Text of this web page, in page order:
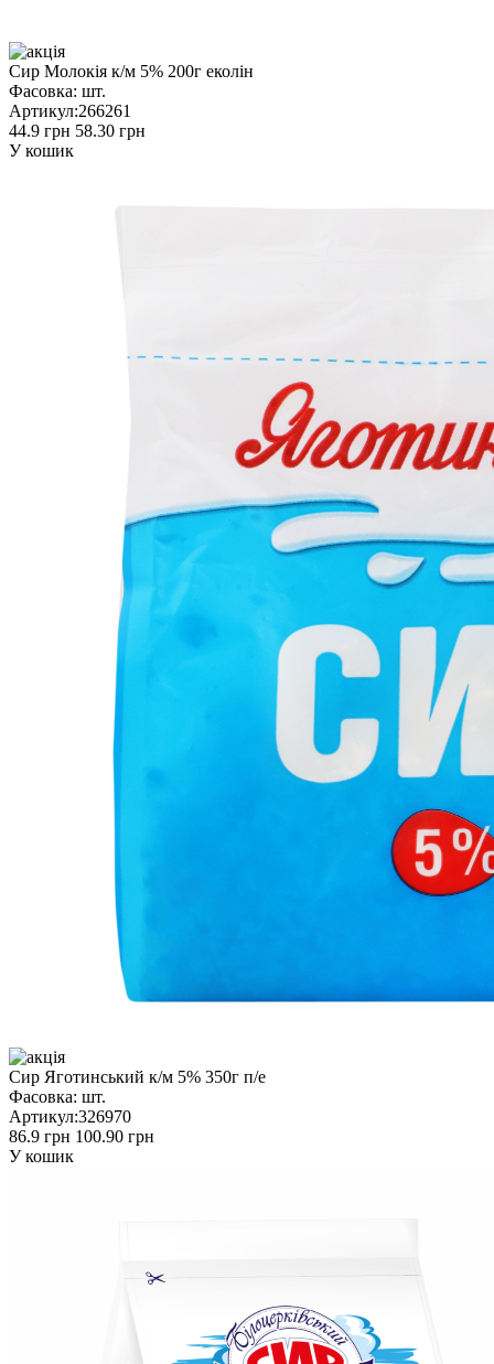
Сир Молокія к/м 5% 200г еколін
Фасовка: шт.
Артикул:266261
44.9 грн 58.30 грн
У кошик
Сир Яготинський к/м 5% 350г п/е
Фасовка: шт.
Артикул:326970
86.9 грн 100.90 грн
У кошик